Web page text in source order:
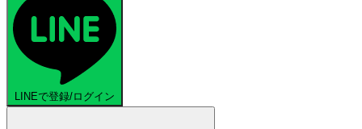
LINEで登録/ログイン